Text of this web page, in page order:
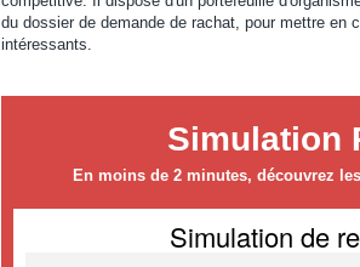
du dossier de demande de rachat, pour mettre en
intéressants.
Simulation
En moins de 2 minutes, découvrez